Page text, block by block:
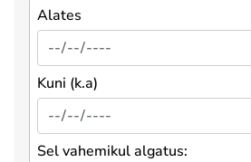
Alates
Kuni (k.a)
Sel vahemikul algatus: